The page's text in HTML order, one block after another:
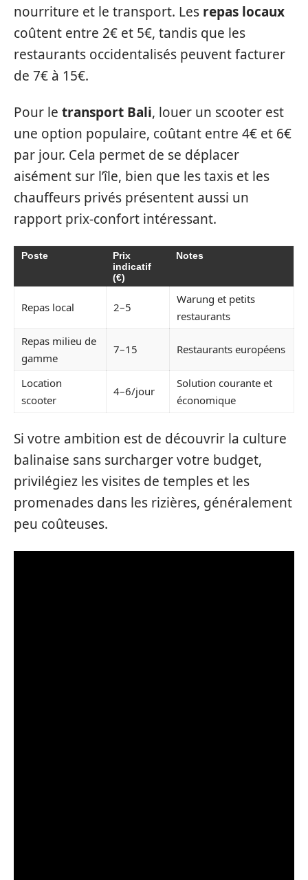
nourriture et le transport. Les repas locaux
coûtent entre 2€ et 5€, tandis que les
restaurants occidentalisés peuvent facturer
de 7€ à 15€.
Pour le transport Bali, louer un scooter est
une option populaire, coûtant entre 4€ et 6€
par jour. Cela permet de se déplacer
aisément sur l’île, bien que les taxis et les
chauffeurs privés présentent aussi un
rapport prix-confort intéressant.
Poste
Prix
indicatif
(€)
Notes
Repas local 2–5
Warung et petits
restaurants
Repas milieu de
gamme
7–15 Restaurants européens
Location
scooter
4–6/jour
Solution courante et
économique
Si votre ambition est de découvrir la culture
balinaise sans surcharger votre budget,
privilégiez les visites de temples et les
promenades dans les rizières, généralement
peu coûteuses.